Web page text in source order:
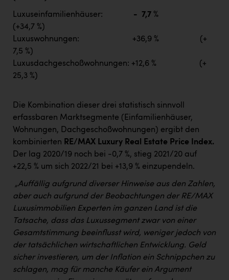
Luxuseinfamilienhäuser: - 7,7 %
(+34,7 %)
Luxuswohnungen: +36,9 % (+
7,5 %)
Luxusdachgeschoßwohnungen: +12,6 % (+
25,3 %)
Die Kombination dieser drei statistisch sinnvoll
erfassbaren Marktsegmente (Einfamilienhäuser,
Wohnungen, Dachgeschoßwohnungen) ergibt den
kombinierten RE/MAX Luxury Real Estate Price Index.
Der lag 2020/19 noch bei -0,7 %, stieg 2021/20 auf
+22,5 % um sich 2022/21 bei +13,9 % einzupendeln.
„Auffällig aufgrund diverser Hinweise aus den Zahlen,
aber auch aufgrund der Beobachtungen der RE/MAX
Luxusimmobilien Experten im ganzen Land ist die
Tatsache, dass das Luxussegment zwar von einer
Gesamtstimmung beeinflusst wird, weniger jedoch von
der tatsächlichen wirtschaftlichen Entwicklung. Geld
sicher investieren, um der Inflation ein Schnippchen zu
schlagen, mag für manche Käufer ein Argument